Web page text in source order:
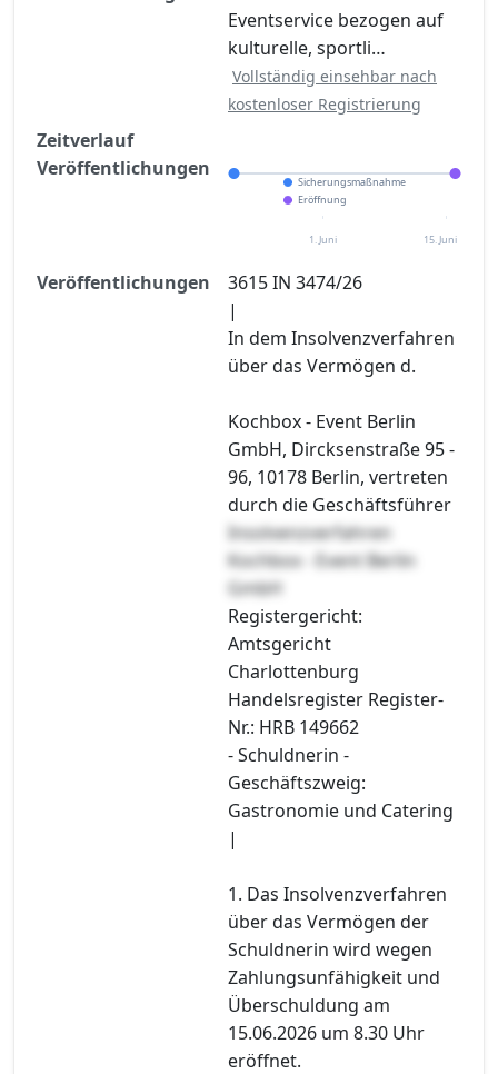
Eventservice bezogen auf
kulturelle, sportli…
Vollständig einsehbar nach
kostenloser Registrierung
Zeitverlauf
Veröffentlichungen
Sicherungsmaßnahme
Eröffnung
1. Juni 15. Juni
Veröffentlichungen
3615 IN 3474/26
|
In dem Insolvenzverfahren
über das Vermögen d.
Kochbox - Event Berlin
GmbH, Dircksenstraße 95 -
96, 10178 Berlin, vertreten
durch die Geschäftsführer
Insolvenzverfahren
Kochbox - Event Berlin
GmbH
Registergericht:
Amtsgericht
Charlottenburg
Handelsregister Register-
Nr.: HRB 149662
- Schuldnerin -
Geschäftszweig:
Gastronomie und Catering
|
1. Das Insolvenzverfahren
über das Vermögen der
Schuldnerin wird wegen
Zahlungsunfähigkeit und
Überschuldung am
15.06.2026 um 8.30 Uhr
eröffnet.